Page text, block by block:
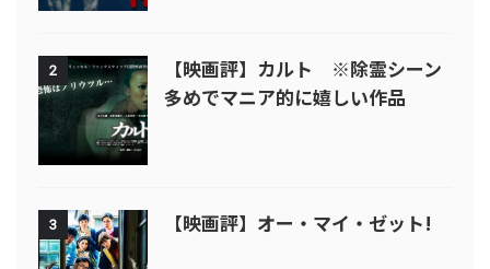
2
【映画評】カルト ※除霊シーン
多めでマニア的に嬉しい作品
3 【映画評】オー・マイ・ゼット!